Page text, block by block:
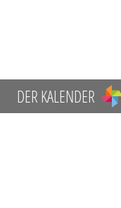
DER KALENDER